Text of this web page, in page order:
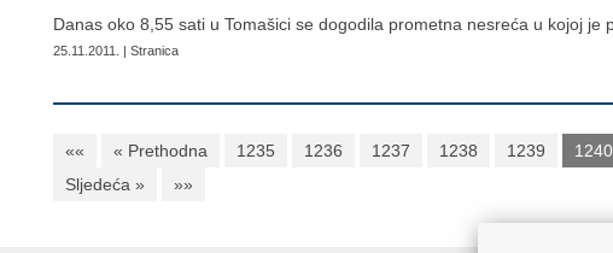
Danas oko 8,55 sati u Tomašici se dogodila prometna nesreća u kojoj je
25.11.2011. | Stranica
«« « Prethodna 1235 1236 1237 1238 1239 1240
Sljedeća »
»»